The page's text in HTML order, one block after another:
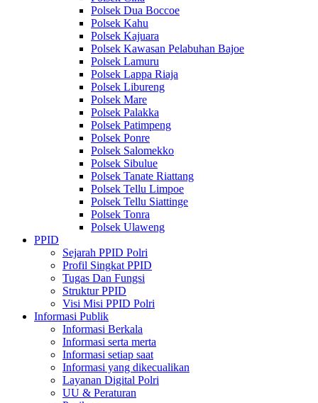
Polsek Dua Boccoe
Polsek Kahu
Polsek Kajuara
Polsek Kawasan Pelabuhan Bajoe
Polsek Lamuru
Polsek Lappa Riaja
Polsek Libureng
Polsek Mare
Polsek Palakka
Polsek Patimpeng
Polsek Ponre
Polsek Salomekko
Polsek Sibulue
Polsek Tanate Riattang
Polsek Tellu Limpoe
Polsek Tellu Siattinge
Polsek Tonra
Polsek Ulaweng
PPID
Sejarah PPID Polri
Profil Singkat PPID
Tugas Dan Fungsi
Struktur PPID
Visi Misi PPID Polri
Informasi Publik
Informasi Berkala
Informasi serta merta
Informasi setiap saat
Informasi yang dikecualikan
Layanan Digital Polri
UU & Peraturan